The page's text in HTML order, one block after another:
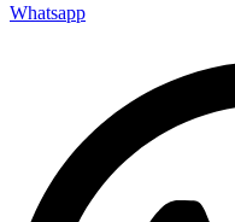
Whatsapp